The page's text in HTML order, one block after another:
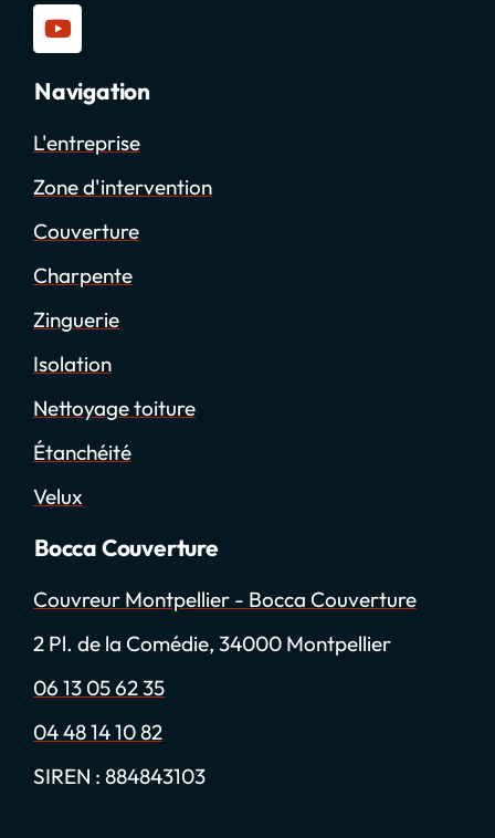
Navigation
L'entreprise
Zone d'intervention
Couverture
Charpente
Zinguerie
Isolation
Nettoyage toiture
Étanchéité
Velux
Bocca Couverture
Couvreur Montpellier - Bocca Couverture
2 Pl. de la Comédie, 34000 Montpellier
06 13 05 62 35
04 48 14 10 82
SIREN : 884843103